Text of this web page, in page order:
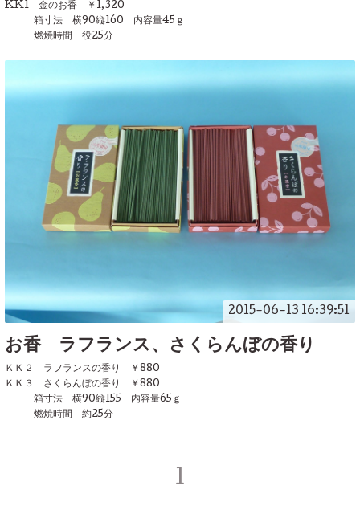
KK1 金のお香 ￥1,320
箱寸法 横90縦160 内容量45ｇ
燃焼時間 役25分
2015-06-13 16:39:51
お香 ラフランス、さくらんぼの香り
ＫＫ２ ラフランスの香り ￥880
ＫＫ３ さくらんぼの香り ￥880
箱寸法 横90縦155 内容量65ｇ
燃焼時間 約25分
1